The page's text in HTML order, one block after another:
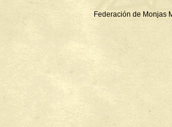
Federación de Monjas